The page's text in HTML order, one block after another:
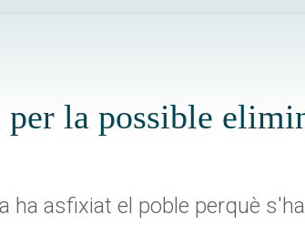
la possible
asfixiat el poble perquè